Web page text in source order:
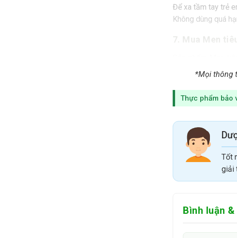
Để xa tầm tay trẻ
Không dùng quá
7. Mua Men
tránh mua phải
Mai, quận
nhắn trên website
8. Giá bán
Giá bán Men tiêu
động tùy thời
*Mọi thông
Thực phẩm bảo
Tốt
giải
Bình luận